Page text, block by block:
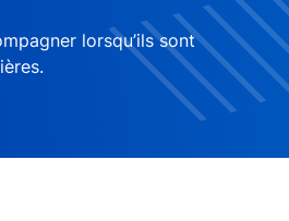
lorsqu’ils sont